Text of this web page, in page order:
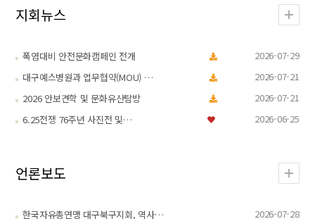
다가오는 광복 81주년을 맞아 광복의 역사적 의미와 나라 사랑 마음을 되새기
지회뉴스
폭염대비 안전문화캠페인 전개
2026-07-29
대구예스병원과 업무협약(MOU) …
2026-07-21
2026 안보견학 및 문화유산탐방
2026-07-21
6.25전쟁 76주년 사진전 및…
2026-06-25
언론보도
한국자유총연맹 대구북구지회, 역사…
2026-07-28